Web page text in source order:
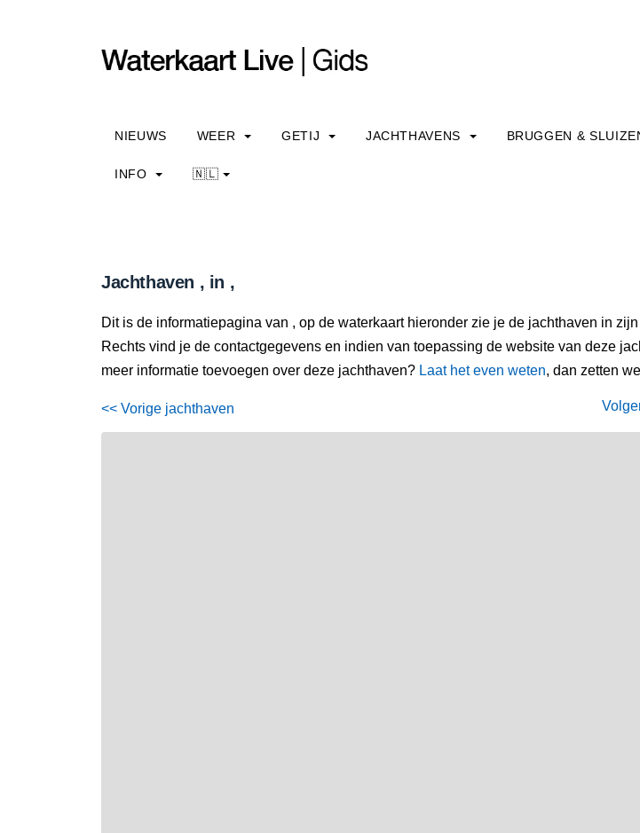
NIEUWS WEER GETIJ JACHTHAVENS BRUGGEN &
INFO 🇳🇱
Jachthaven , in ,
Dit is de informatiepagina van , op de waterkaart hieronder zie je de jachthaven in
Rechts vind je de contactgegevens en indien van toepassing de website van deze
meer informatie toevoegen over deze jachthaven? Laat het even weten, dan zetten
<< Vorige jachthaven